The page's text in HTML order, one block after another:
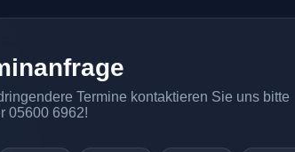
Termine kontaktieren Sie uns bitte
05600 6962!